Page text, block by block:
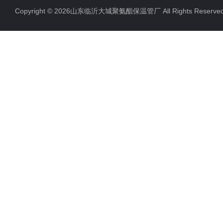
聚氨酯发泡保温管
Copyright © 2026山东临沂大城聚氨酯保温管厂 All Rights